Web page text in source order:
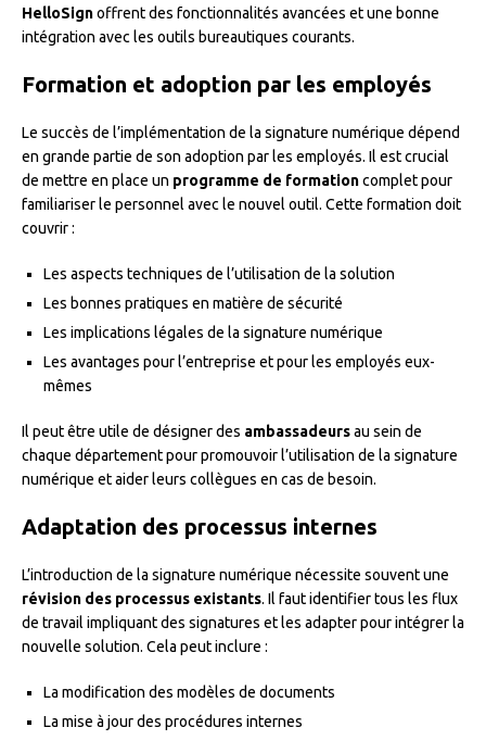
HelloSignoffrent des fonctionnalités avancées et une bonne
intégration avec les outils bureautiques courants.
Formation et adoption par les employés
Le succès de l’implémentation de la signature numérique dépend
en grande partie de son adoption par les employés. Il est crucial
de mettre en place un programme de formationcomplet pour
familiariser le personnel avec le nouvel outil. Cette formation doit
couvrir :
Les aspects techniques de l’utilisation de la solution
Les bonnes pratiques en matière de sécurité
Les implications légales de la signature numérique
Les avantages pour l’entreprise et pour les employés eux-
mêmes
Il peut être utile de désigner des ambassadeursau sein de
chaque département pour promouvoir l’utilisation de la signature
numérique et aider leurs collègues en cas de besoin.
Adaptation des processus internes
L’introduction de la signature numérique nécessite souvent une
révision des processus existants. Il faut identifier tous les flux
de travail impliquant des signatures et les adapter pour intégrer la
nouvelle solution. Cela peut inclure :
La modification des modèles de documents
La mise à jour des procédures internes